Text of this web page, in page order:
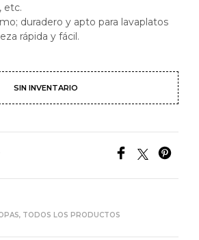
etc.
duradero y apto para lavaplatos
rápida y fácil.
SIN INVENTARIO
, TODOS LOS PRODUCTOS